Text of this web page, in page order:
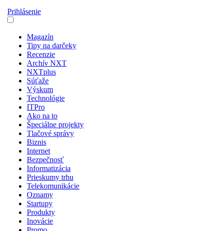
Prihlásenie
Magazín
Tipy na darčeky
Recenzie
Archív NXT
NXTplus
Súťaže
Výskum
Technológie
ITPro
Ako na to
Špeciálne projekty
Tlačové správy
Biznis
Internet
Bezpečnosť
Informatizácia
Prieskumy trhu
Telekomunikácie
Oznamy
Startupy
Produkty
Inovácie